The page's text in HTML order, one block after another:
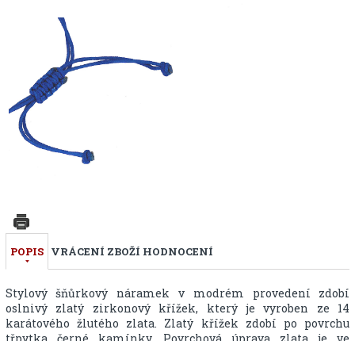
POPIS VRÁCENÍ ZBOŽÍ HODNOCENÍ
Stylový šňůrkový náramek v modrém provedení zdobí
oslnivý zlatý zirkonový křížek, který je vyroben ze 14
karátového žlutého zlata. Zlatý křížek zdobí po povrchu
třpytka černé kamínky. Povrchová úprava zlata je ve